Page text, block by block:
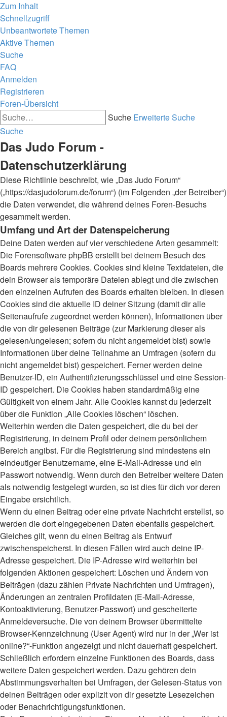
Zum Inhalt
Schnellzugriff
Unbeantwortete Themen
Aktive Themen
Suche
FAQ
Anmelden
Registrieren
Foren-Übersicht
Suche Erweiterte Suche
Suche
Das Judo Forum -
Datenschutzerklärung
Diese Richtlinie beschreibt, wie „Das Judo Forum“
(„https://dasjudoforum.de/forum“) (im Folgenden „der Betreiber“)
die Daten verwendet, die während deines Foren-Besuchs
gesammelt werden.
Umfang und Art der Datenspeicherung
Deine Daten werden auf vier verschiedene Arten gesammelt:
Die Forensoftware phpBB erstellt bei deinem Besuch des
Boards mehrere Cookies. Cookies sind kleine Textdateien, die
dein Browser als temporäre Dateien ablegt und die zwischen
den einzelnen Aufrufen des Boards erhalten bleiben. In diesen
Cookies sind die aktuelle ID deiner Sitzung (damit dir alle
Seitenaufrufe zugeordnet werden können), Informationen über
die von dir gelesenen Beiträge (zur Markierung dieser als
gelesen/ungelesen; sofern du nicht angemeldet bist) sowie
Informationen über deine Teilnahme an Umfragen (sofern du
nicht angemeldet bist) gespeichert. Ferner werden deine
Benutzer-ID, ein Authentifizierungsschlüssel und eine Session-
ID gespeichert. Die Cookies haben standardmäßig eine
Gültigkeit von einem Jahr. Alle Cookies kannst du jederzeit
über die Funktion „Alle Cookies löschen“ löschen.
Weiterhin werden die Daten gespeichert, die du bei der
Registrierung, in deinem Profil oder deinem persönlichem
Bereich angibst. Für die Registrierung sind mindestens ein
eindeutiger Benutzername, eine E-Mail-Adresse und ein
Passwort notwendig. Wenn durch den Betreiber weitere Daten
als notwendig festgelegt wurden, so ist dies für dich vor deren
Eingabe ersichtlich.
Wenn du einen Beitrag oder eine private Nachricht erstellst, so
werden die dort eingegebenen Daten ebenfalls gespeichert.
Gleiches gilt, wenn du einen Beitrag als Entwurf
zwischenspeicherst. In diesen Fällen wird auch deine IP-
Adresse gespeichert. Die IP-Adresse wird weiterhin bei
folgenden Aktionen gespeichert: Löschen und Ändern von
Beiträgen (dazu zählen Private Nachrichten und Umfragen),
Änderungen an zentralen Profildaten (E-Mail-Adresse,
Kontoaktivierung, Benutzer-Passwort) und gescheiterte
Anmeldeversuche. Die von deinem Browser übermittelte
Browser-Kennzeichnung (User Agent) wird nur in der „Wer ist
online?“-Funktion angezeigt und nicht dauerhaft gespeichert.
Schließlich erfordern einzelne Funktionen des Boards, dass
weitere Daten gespeichert werden. Dazu gehören dein
Abstimmungsverhalten bei Umfragen, der Gelesen-Status von
deinen Beiträgen oder explizit von dir gesetzte Lesezeichen
oder Benachrichtigungsfunktionen.